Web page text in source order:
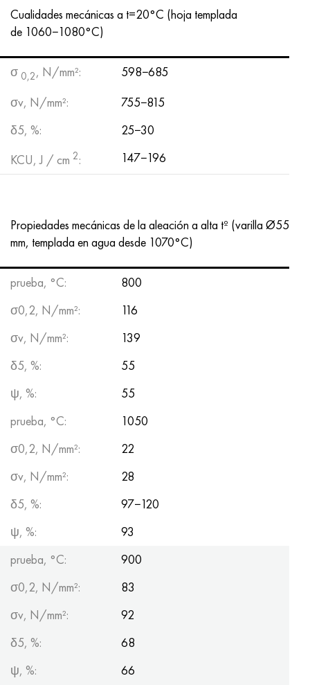
Cualidades mecánicas a t=20°C (hoja templada
de 1060−1080°C)
σ 0,2, N/mm²:
598−685
σv, N/mm²:
755−815
δ5, %:
25−30
KCU, J / cm 2: 147−196
Propiedades mecánicas de la aleación a alta tº (varilla Ø55
mm, templada en agua desde 1070°С)
prueba, °С:
800
σ0,2, N/mm²:
116
σv, N/mm²:
139
δ5, %:
55
ψ, %:
55
prueba, °C:
1050
σ0,2, N/mm²:
22
σv, N/mm²:
28
δ5, %:
97−120
ψ, %:
93
prueba, °С:
900
σ0,2, N/mm²:
83
σv, N/mm²:
92
δ5, %:
68
ψ, %:
66
Hastelloy C-276
Hastelloy 3
Hastelloy x
40XFA, 1.7223, AISI 4142
45HN2MFA, k2425, 45hnmf
A40G, 44smn28, 1.0762, 46s20